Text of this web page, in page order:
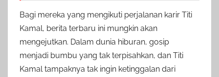
Bagi mereka yang mengikuti perjalanan karir Titi
Kamal, berita terbaru ini mungkin akan
mengejutkan. Dalam dunia hiburan, gosip
menjadi bumbu yang tak terpisahkan, dan Titi
Kamal tampaknya tak ingin ketinggalan dari